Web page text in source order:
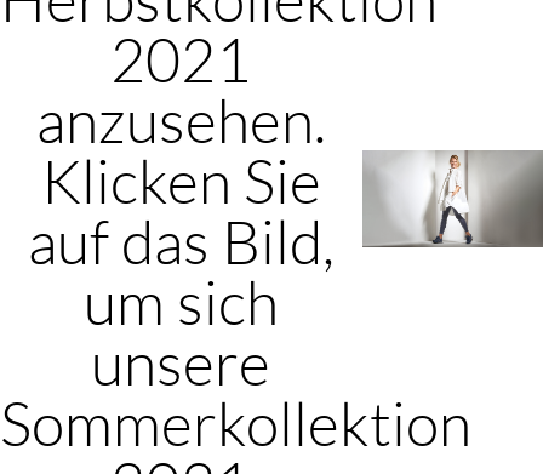
2021
anzusehen.
Klicken Sie
auf das Bild,
um sich
unsere
Sommerkollektion